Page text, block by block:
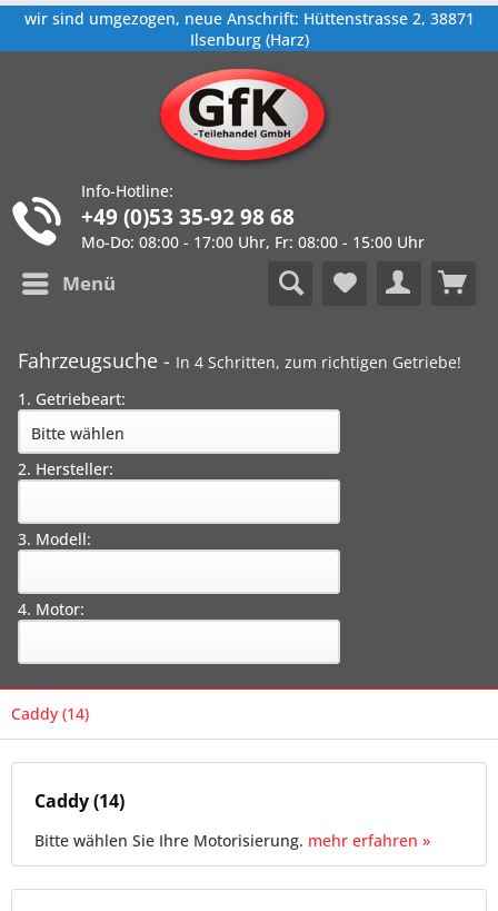
wir sind umgezogen, neue Anschrift: Hüttenstrasse 2, 38871
Ilsenburg (Harz)
Info-Hotline:
+49 (0)53 35-92 98 68
Mo-Do: 08:00 - 17:00 Uhr, Fr: 08:00 - 15:00 Uhr
Menü
Fahrzeugsuche - In 4 Schritten, zum richtigen Getriebe!
1. Getriebeart:
2. Hersteller:
3. Modell:
4. Motor:
Caddy (14)
Caddy (14)
Bitte wählen Sie Ihre Motorisierung. mehr erfahren »